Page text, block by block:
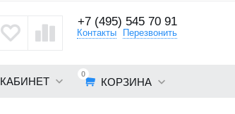
+7 (495) 545 70 91
Контакты Перезвонить
0
КОРЗИНА
КАБИНЕТ